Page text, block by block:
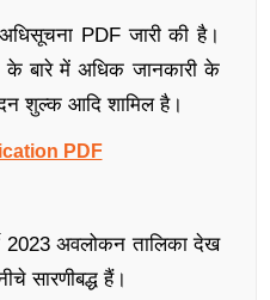
PDF जारी की है।
के बारे में अधिक जानकारी के
शुल्क आदि शामिल है।
PDF
2023 अवलोकन तालिका देख
सारणीबद्ध हैं।